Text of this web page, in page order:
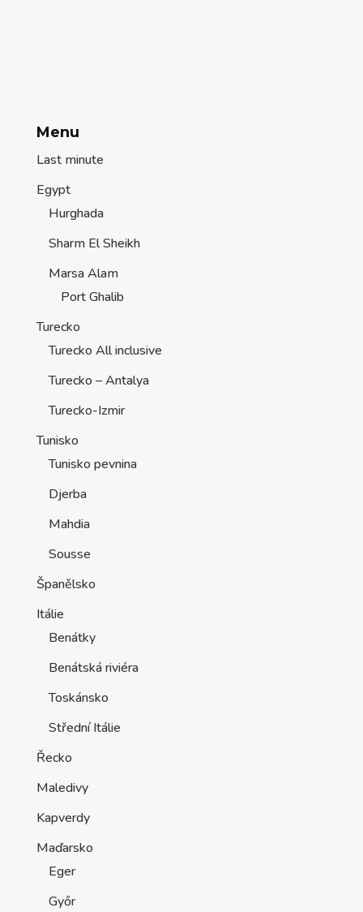
Menu
Last minute
Egypt
Hurghada
Sharm El Sheikh
Marsa Alam
Port Ghalib
Turecko
Turecko All inclusive
Turecko – Antalya
Turecko-Izmir
Tunisko
Tunisko pevnina
Djerba
Mahdia
Sousse
Španělsko
Itálie
Benátky
Benátská riviéra
Toskánsko
Střední Itálie
Řecko
Maledivy
Kapverdy
Maďarsko
Eger
Győr